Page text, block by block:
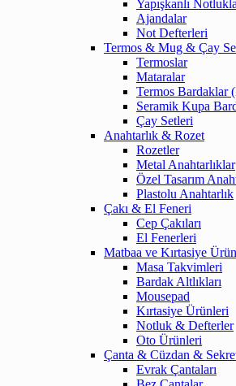
Yapışkanlı
Ajandalar
Not Defterleri
Termos & Mug & Çay
Termoslar
Mataralar
Termos Bardaklar
Seramik Kupa
Çay Setleri
Anahtarlık & Rozet
Rozetler
Metal Anahtarlıklar
Özel Tasarım
Plastolu Anahtarlık
Çakı & El Feneri
Cep Çakıları
El Fenerleri
Matbaa ve Kırtasiye
Masa Takvimleri
Bardak Altlıkları
Mousepad
Kırtasiye Ürünleri
Notluk & Defterler
Oto Ürünleri
Çanta & Cüzdan &
Evrak Çantaları